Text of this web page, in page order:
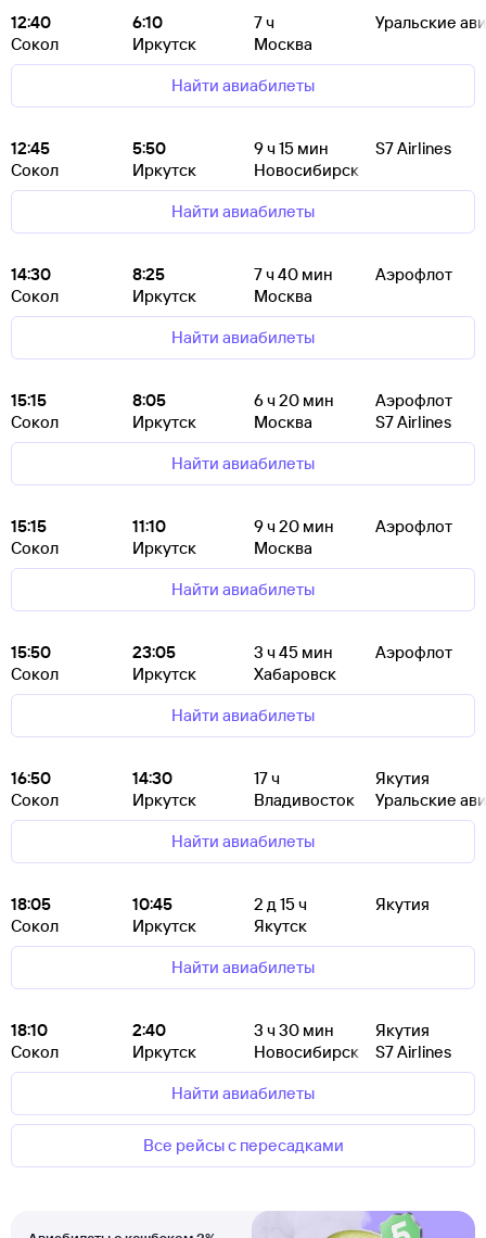
12:40
Сокол
6:10
Иркутск
7ч
Москва
Уральские
Найти авиабилеты
12:45
Сокол
5:50
Иркутск
9ч 15 мин
Новосибирск
S7 Airlines
Найти авиабилеты
14:30
Сокол
8:25
Иркутск
7ч 40 мин
Москва
Аэрофлот
Найти авиабилеты
15:15
Сокол
8:05
Иркутск
6ч 20 мин
Москва
Аэрофлот
S7 Airlines
Найти авиабилеты
15:15
Сокол
11:10
Иркутск
9ч 20 мин
Москва
Аэрофлот
Найти авиабилеты
15:50
Сокол
23:05
Иркутск
3 ч 45 мин
Хабаровск
Аэрофлот
Найти авиабилеты
16:50
Сокол
14:30
Иркутск
17ч
Владивосток
Якутия
Уральские
Найти авиабилеты
18:05
Сокол
10:45
Иркутск
2 д 15ч
Якутск
Якутия
Найти авиабилеты
18:10
Сокол
2:40
Иркутск
3 ч 30 мин
Новосибирск
Якутия
S7 Airlines
Найти авиабилеты
Все рейсы с пересадками